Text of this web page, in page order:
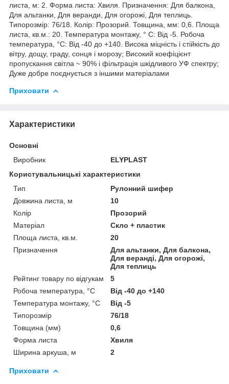
листа, м: 2. Форма листа: Хвиля. Призначення: Для балкона,
Для альтанки, Для веранди, Для огорожі, Для теплиць.
Типорозмір: 76/18. Колір: Прозорий. Товщина, мм: 0,6. Площа
листа, кв.м.: 20. Температура монтажу, ° С: Від -5. Робоча
температура, °C: Від -40 до +140. Висока міцність і стійкість до
вітру, дощу, граду, сонця і морозу; Високий коефіцієнт
пропускання світла ~ 90% і фільтрація шкідливого УФ спектру;
Дуже добре поєднується з іншими матеріалами
Приховати
Характеристики
Основні
Виробник
ELYPLAST
Користувальницькі характеристики
Тип
Рулонний шифер
Довжина листа, м
10
Колір
Прозорий
Матеріал
Скло + пластик
Площа листа, кв.м.
20
Призначення
Для альтанки, Для балкона,
Для веранді, Для огорожі,
Для теплиць
Рейтинг товару по відгукам
5
Робоча температура, °C
Від -40 до +140
Температура монтажу, °C
Від -5
Типорозмір
76/18
Товщина (мм)
0,6
Форма листа
Хвиля
Ширина аркуша, м
2
Приховати